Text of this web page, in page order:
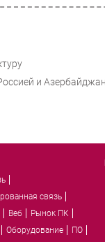
и
связь
Веб
Рынок ПК
Оборудование ПО